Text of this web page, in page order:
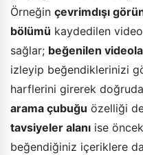
Örneğin çevrimdışı
bölümü kaydedilen
sağlar; beğenilen
izleyip beğendiklerinizi
harflerini girerek
arama çubuğu özelliği
tavsiyeler alanı ise
beğendiğiniz içeriklere